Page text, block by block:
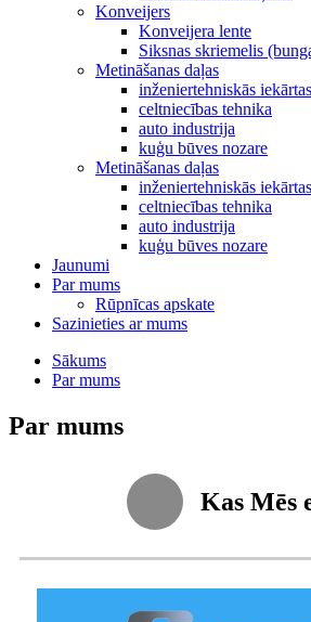
Konveijers
Konveijera lente
Siksnas skriemelis
Metināšanas daļas
inženiertehniskās iekārtas
celtniecības tehnika
auto industrija
kuģu būves nozare
Metināšanas daļas
inženiertehniskās iekārtas
celtniecības tehnika
auto industrija
kuģu būves nozare
Jaunumi
Par mums
Rūpnīcas apskate
Sazinieties ar mums
Sākums
Par mums
Par mums
Kas Mēs